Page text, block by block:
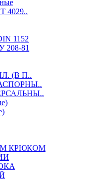
4029..
1152
81
(В П..
КРЮКОМ